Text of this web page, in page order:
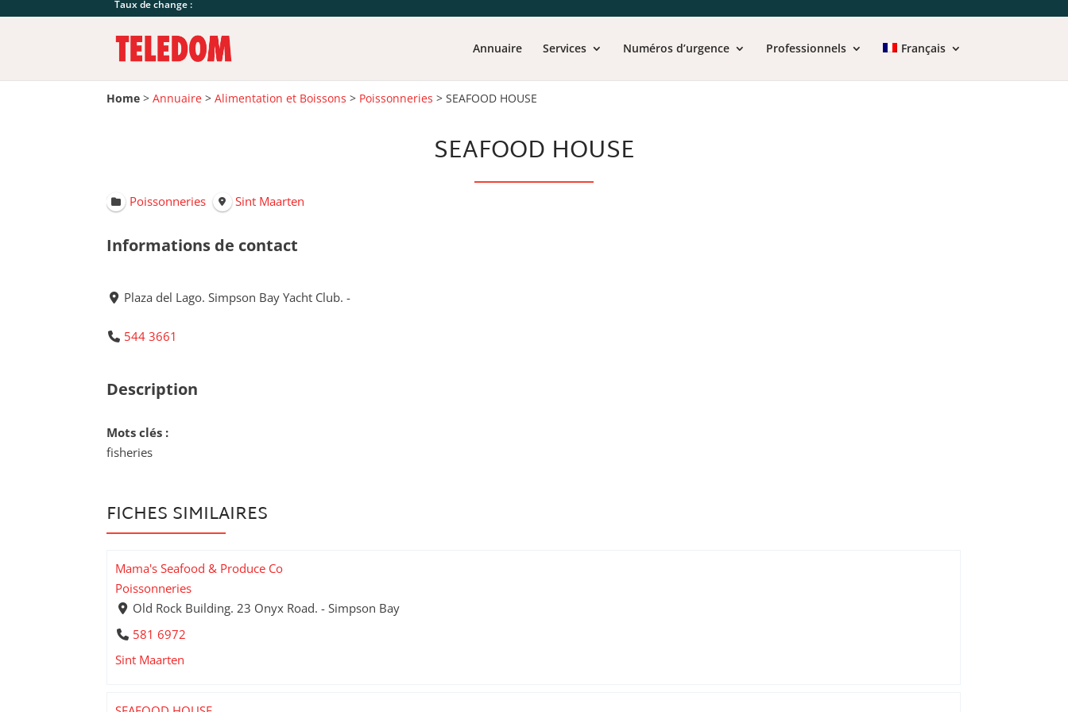
Taux de change :
Annuaire Services Numéros d’urgence Professionnels Français
Home >Annuaire >Alimentation et Boissons > Poissonneries >SEAFOOD HOUSE
SEAFOOD HOUSE
Poissonneries Sint Maarten
Informations de contact
Plaza del Lago. Simpson Bay Yacht Club. -
544 3661
Description
Mots clés :
fisheries
FICHES SIMILAIRES
Mama's Seafood & Produce Co
Poissonneries
Old Rock Building. 23 Onyx Road. - Simpson Bay
581 6972
Sint Maarten